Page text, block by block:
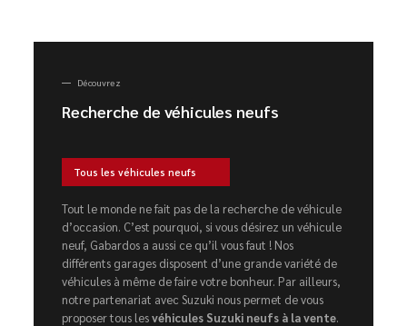
Découvrez
Recherche de véhicules neufs
Tous les véhicules neufs
Tout le monde ne fait pas de la recherche de véhicule
d’occasion. C’est pourquoi, si vous désirez un véhicule
neuf, Gabardos a aussi ce qu’il vous faut ! Nos
différents garages disposent d’une grande variété de
véhicules à même de faire votre bonheur. Par ailleurs,
notre partenariat avec Suzuki nous permet de vous
proposer tous lesvéhicules Suzuki neufs à la vente.